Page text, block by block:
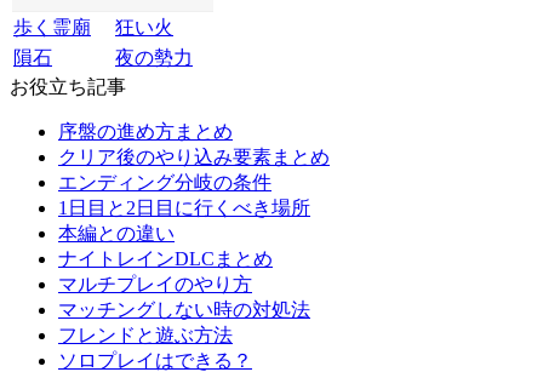
歩く霊廟
狂い火
隕石
夜の勢力
お役立ち記事
序盤の進め方まとめ
クリア後のやり込み要素まとめ
エンディング分岐の条件
1日目と2日目に行くべき場所
本編との違い
ナイトレインDLCまとめ
マルチプレイのやり方
マッチングしない時の対処法
フレンドと遊ぶ方法
ソロプレイはできる？